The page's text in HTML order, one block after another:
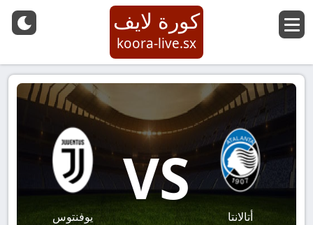
كورة لايف
koora-live.sx
أتالانتا
VS
يوفنتوس